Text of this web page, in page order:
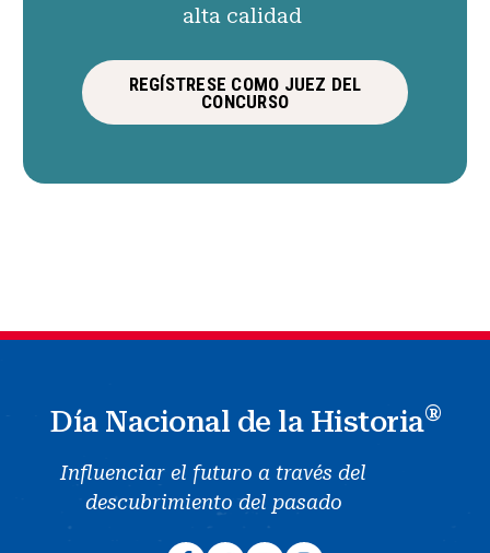
alta calidad
REGÍSTRESE COMO JUEZ DEL
CONCURSO
Día Nacional de la Historia®
Influenciar el futuro a través del
descubrimiento del pasado